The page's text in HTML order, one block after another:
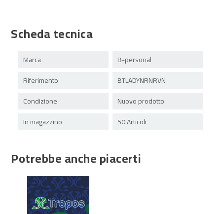
Scheda tecnica
Marca
B-personal
Riferimento
BTLADYNRNRVN
Condizione
Nuovo prodotto
In magazzino
50 Articoli
Potrebbe anche piacerti